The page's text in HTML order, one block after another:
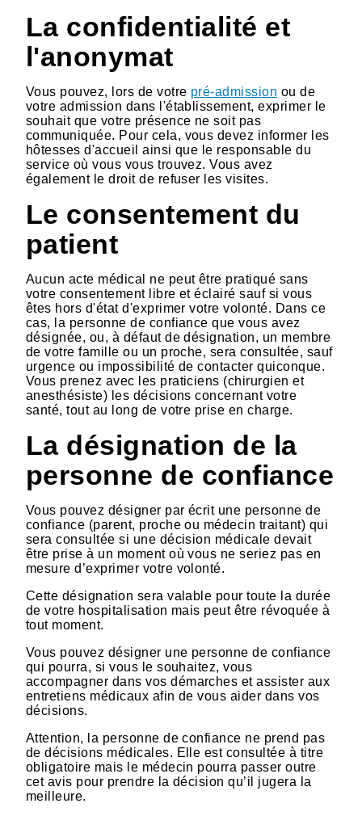
La confidentialité et
l'anonymat
Vous pouvez, lors de votre pré-admission ou de
votre admission dans l'établissement, exprimer le
souhait que votre présence ne soit pas
communiquée. Pour cela, vous devez informer les
hôtesses d'accueil ainsi que le responsable du
service où vous vous trouvez. Vous avez
également le droit de refuser les visites.
Le consentement du
patient
Aucun acte médical ne peut être pratiqué sans
votre consentement libre et éclairé sauf si vous
êtes hors d'état d'exprimer votre volonté. Dans ce
cas, la personne de confiance que vous avez
désignée, ou, à défaut de désignation, un membre
de votre famille ou un proche, sera consultée, sauf
urgence ou impossibilité de contacter quiconque.
Vous prenez avec les praticiens (chirurgien et
anesthésiste) les décisions concernant votre
santé, tout au long de votre prise en charge.
La désignation de la
personne de confiance
Vous pouvez désigner par écrit une personne de
confiance (parent, proche ou médecin traitant) qui
sera consultée si une décision médicale devait
être prise à un moment où vous ne seriez pas en
mesure d’exprimer votre volonté.
Cette désignation sera valable pour toute la durée
de votre hospitalisation mais peut être révoquée à
tout moment.
Vous pouvez désigner une personne de confiance
qui pourra, si vous le souhaitez, vous
accompagner dans vos démarches et assister aux
entretiens médicaux afin de vous aider dans vos
décisions.
Attention, la personne de confiance ne prend pas
de décisions médicales. Elle est consultée à titre
obligatoire mais le médecin pourra passer outre
cet avis pour prendre la décision qu’il jugera la
meilleure.